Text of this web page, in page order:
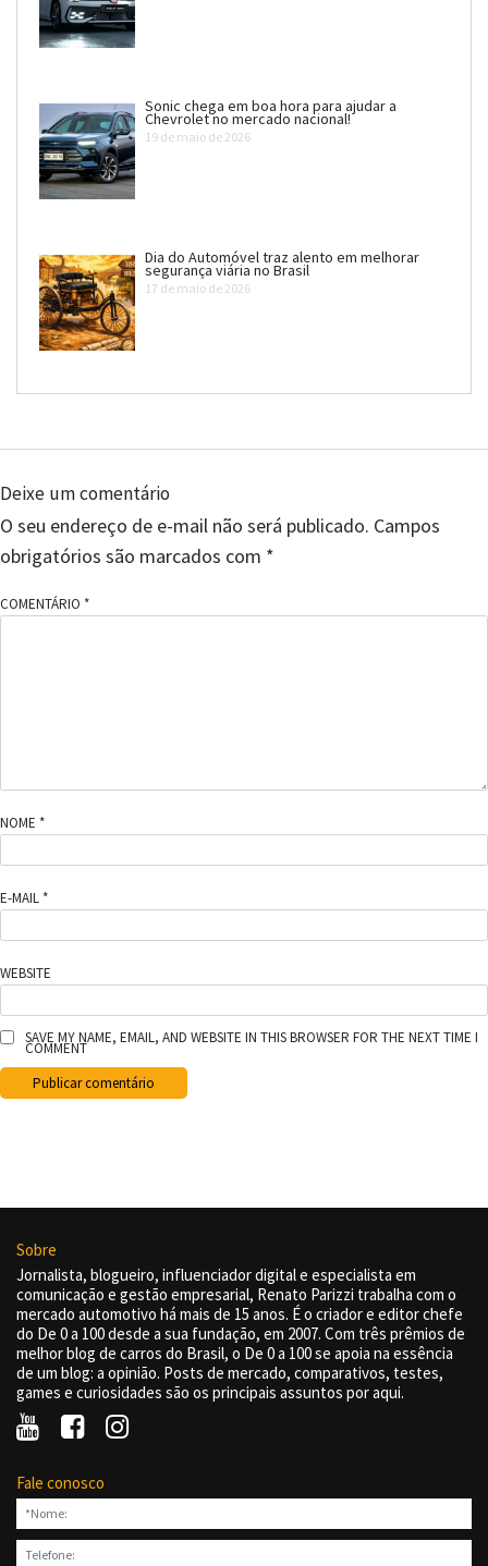
Sonic chega em boa hora para ajudar a
Chevrolet no mercado nacional!
19 de maio de 2026
Dia do Automóvel traz alento em melhorar
segurança viária no Brasil
17 de maio de 2026
Deixe um comentário
O seu endereço de e-mail não será publicado. Campos
obrigatórios são marcados com *
COMENTÁRIO *
NOME *
E-MAIL *
WEBSITE
SAVE MY NAME, EMAIL, AND WEBSITE IN THIS BROWSER FOR THE NEXT TIME I
COMMENT
Sobre
Jornalista, blogueiro, influenciador digital e especialista em
comunicação e gestão empresarial, Renato Parizzi trabalha com o
mercado automotivo há mais de 15 anos. É o criador e editor chefe
do De 0 a 100 desde a sua fundação, em 2007. Com três prêmios de
melhor blog de carros do Brasil, o De 0 a 100 se apoia na essência
de um blog: a opinião. Posts de mercado, comparativos, testes,
games e curiosidades são os principais assuntos por aqui.
Fale conosco